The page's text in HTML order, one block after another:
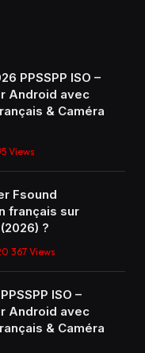
PPSSPP ISO –
Android avec
& Caméra
Views
Fsound
français sur
?
367Views
ISO –
Android avec
& Caméra